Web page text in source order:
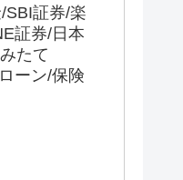
SBI証券/楽
証券/日本
たて
ーン/保険